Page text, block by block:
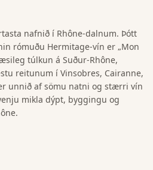
nafnið í Rhône-dalnum. Þótt
rómuðu Hermitage-vín er „Mon
túlkun á Suður-Rhône,
reitunum í Vinsobres, Cairanne,
unnið af sömu natni og stærri vín
mikla dýpt, byggingu og